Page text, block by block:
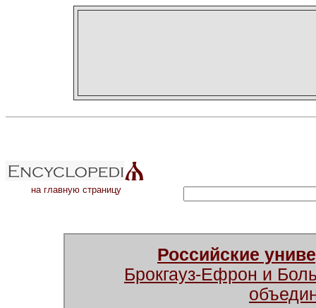
на главную страницу
Российские
Брокгауз-Ефрон и